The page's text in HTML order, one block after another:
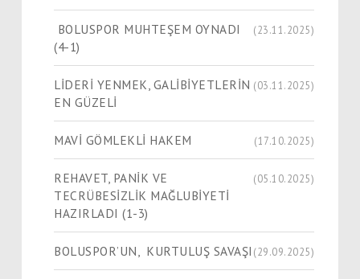
BOLUSPOR MUHTEŞEM OYNADI
(4-1)
(23.11.2025)
LİDERİ YENMEK, GALİBİYETLERİN
EN GÜZELİ
(03.11.2025)
MAVİ GÖMLEKLİ HAKEM (17.10.2025)
REHAVET, PANİK VE
TECRÜBESİZLİK MAĞLUBİYETİ
HAZIRLADI (1-3)
(05.10.2025)
BOLUSPOR’UN, KURTULUŞ SAVAŞI (29.09.2025)